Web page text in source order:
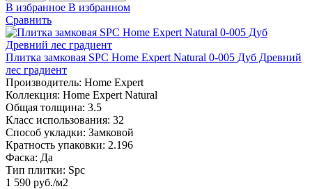
В избранное В избранном
Сравнить
Плитка замковая SPC Home Expert Natural 0-005 Дуб Древний
лес градиент
Производитель: Home Expert
Коллекция: Home Expert Natural
Общая толщина: 3.5
Класс использования: 32
Способ укладки: Замковой
Кратность упаковки: 2.196
Фаска: Да
Тип плитки: Spc
1 590 руб./м2